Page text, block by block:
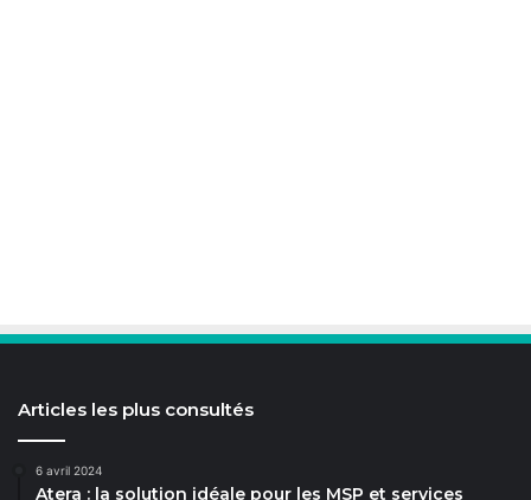
Articles les plus consultés
6 avril 2024
Atera : la solution idéale pour les MSP et services